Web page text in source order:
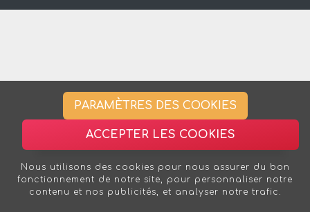
PARAMÈTRES DES COOKIES
ACCEPTER LES COOKIES
Nous utilisons des cookies pour nous assurer du bon
fonctionnement de notre site, pour personnaliser notre
contenu et nos publicités, et analyser notre trafic.